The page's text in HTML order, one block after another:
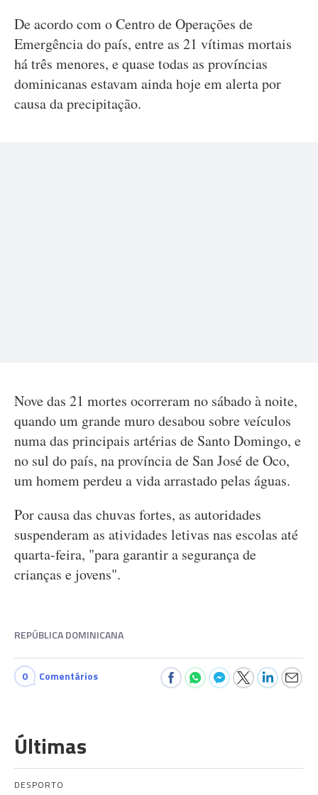
De acordo com o Centro de Operações de
Emergência do país, entre as 21 vítimas mortais
há três menores, e quase todas as províncias
dominicanas estavam ainda hoje em alerta por
causa da precipitação.
Nove das 21 mortes ocorreram no sábado à noite,
quando um grande muro desabou sobre veículos
numa das principais artérias de Santo Domingo, e
no sul do país, na província de San José de Oco,
um homem perdeu a vida arrastado pelas águas.
Por causa das chuvas fortes, as autoridades
suspenderam as atividades letivas nas escolas até
quarta-feira, "para garantir a segurança de
crianças e jovens".
REPÚBLICA DOMINICANA
0 Comentários
Últimas
DESPORTO